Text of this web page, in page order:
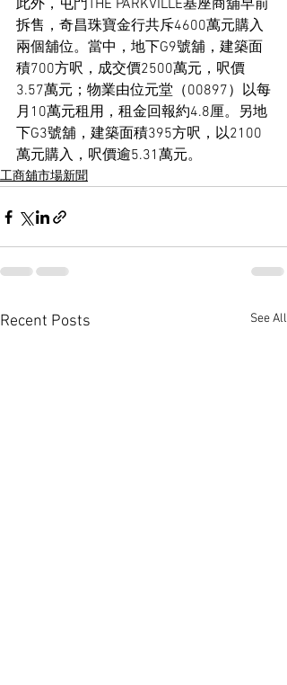
此外，屯門THE PARKVILLE基座商舖早前
拆售，奇昌珠寶金行共斥4600萬元購入
兩個舖位。當中，地下G9號舖，建築面
積700方呎，成交價2500萬元，呎價
3.57萬元；物業由位元堂（00897）以每
月10萬元租用，租金回報約4.8厘。另地
下G3號舖，建築面積395方呎，以2100
萬元購入，呎價逾5.31萬元。
工商舖市場新聞
Recent Posts See All